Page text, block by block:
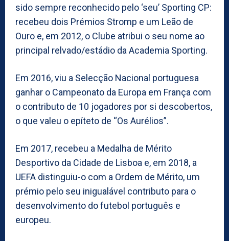
sido sempre reconhecido pelo ‘seu’ Sporting CP:
recebeu dois Prémios Stromp e um Leão de
Ouro e, em 2012, o Clube atribui o seu nome ao
principal relvado/estádio da Academia Sporting.
Em 2016, viu a Selecção Nacional portuguesa
ganhar o Campeonato da Europa em França com
o contributo de 10 jogadores por si descobertos,
o que valeu o epíteto de “Os Aurélios”.
Em 2017, recebeu a Medalha de Mérito
Desportivo da Cidade de Lisboa e, em 2018, a
UEFA distinguiu-o com a Ordem de Mérito, um
prémio pelo seu inigualável contributo para o
desenvolvimento do futebol português e
europeu.